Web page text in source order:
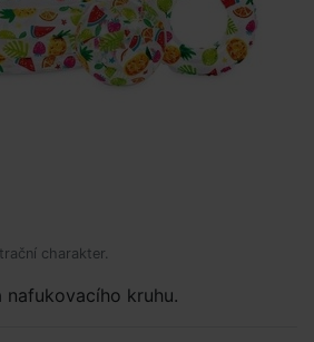
charakter.
nafukovacího kruhu.